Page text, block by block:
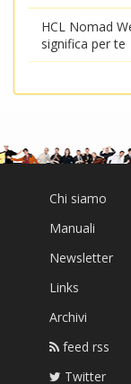
HCL Nomad
significa per te
Chi siamo
Manuali
Newsletter
Links
Archivi
feed rss
Twitter